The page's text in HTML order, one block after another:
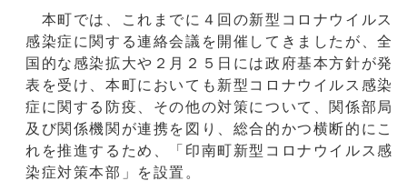
本町では、これまでに４回の新型コロナウイルス
感染症に関する連絡会議を開催してきましたが、全
国的な感染拡大や２月２５日には政府基本方針が発
表を受け、本町においても新型コロナウイルス感染
症に関する防疫、その他の対策について、関係部局
及び関係機関が連携を図り、総合的かつ横断的にこ
れを推進するため、「印南町新型コロナウイルス感
染症対策本部」を設置。